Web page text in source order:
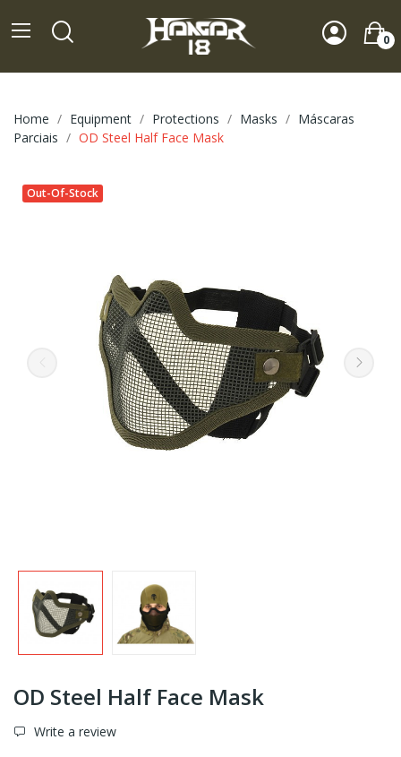
0
Home Equipment Protections Masks
Máscaras
Parciais
OD Steel Half Face Mask
Out-Of-Stock
OD Steel Half Face Mask
Write a review